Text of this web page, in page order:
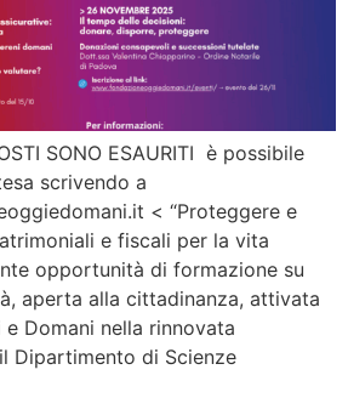
SONO ESAURITI è possibile
scrivendo a
< “Proteggere e
e fiscali per la vita
opportunità di formazione su
aperta alla cittadinanza, attivata
Domani nella rinnovata
Dipartimento di Scienze